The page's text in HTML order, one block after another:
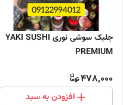
جلبک سوشی نوری YAKI SUSHI
PREMIUM
478,000
افزودن به سبد